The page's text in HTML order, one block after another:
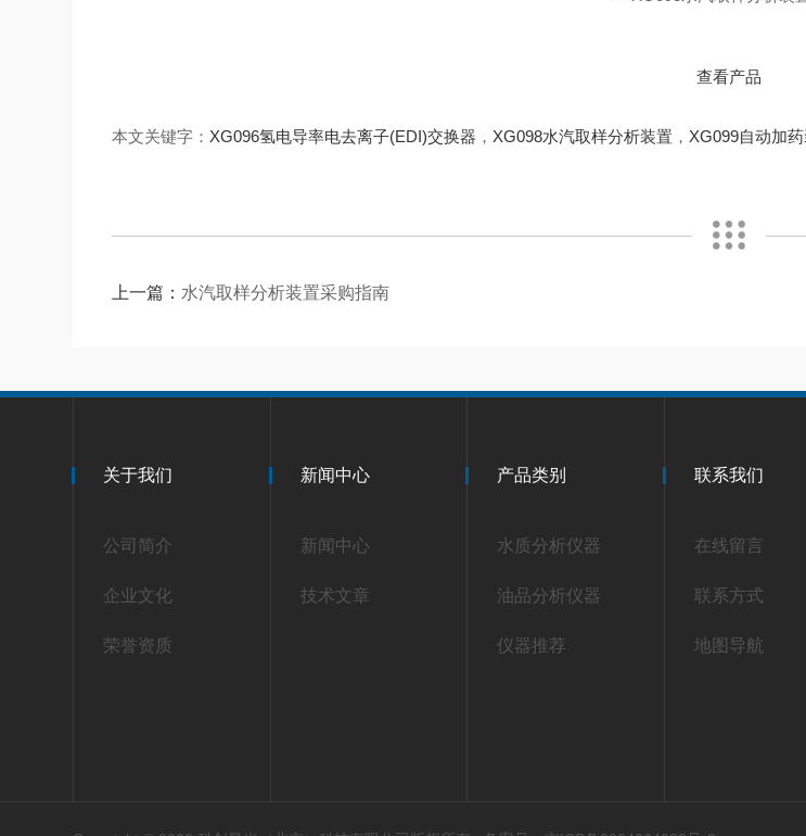
查看产品
本文关键字： XG096氢电导率电去离子(EDI)交换器 ， XG098水汽取样分析装置 ， XG099自动加
上一篇： 水汽取样分析装置采购指南
关于我们
公司简介
企业文化
荣誉资质
新闻中心
新闻中心
技术文章
产品类别
水质分析仪器
油品分析仪器
仪器推荐
联系我们
在线留言
联系方式
地图导航